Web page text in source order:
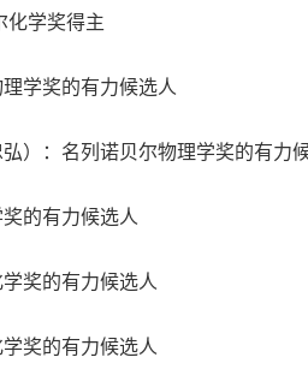
化学奖得主
学奖的有⼒候选⼈
）：名列诺⻉尔物理学奖的有⼒
的有⼒候选⼈
奖的有⼒候选⼈
奖的有⼒候选⼈